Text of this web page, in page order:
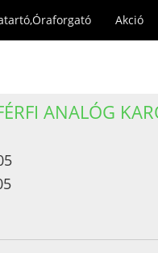
Akció
ANALÓG